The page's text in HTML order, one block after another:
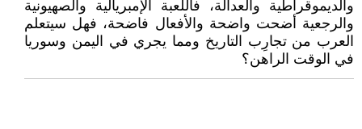
والديموقراطية والعدالة، فاللعبة الإمبريالية والصهيونية
والرجعية أضحت واضحة والأفعال فاضحة، فهل سيتعلم
العرب من تجارِب التاريخ ومما يجري في اليمن وسوريا
في الوقت الراهن؟